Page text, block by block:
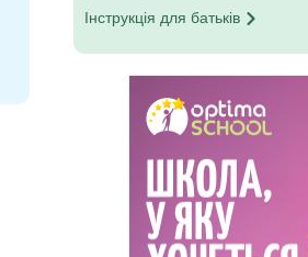
Інструкція для батьків